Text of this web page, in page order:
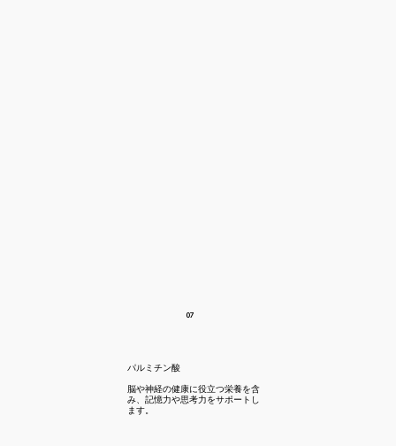
07
パルミチン酸
​脳や神経の健康に役立つ栄養を含
み、記憶力や思考力をサポートし
ます。